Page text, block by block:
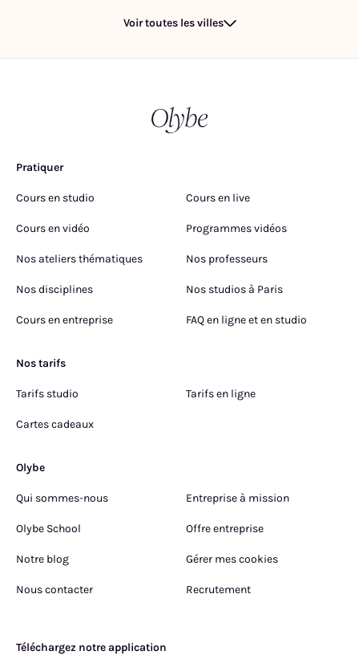
Voir toutes les villes
Pratiquer
Cours en studio Cours en live
Cours en vidéo Programmes vidéos
Nos ateliers thématiques Nos professeurs
Nos disciplines Nos studios à Paris
Cours en entreprise FAQ en ligne et en studio
Nos tarifs
Tarifs studio Tarifs en ligne
Cartes cadeaux
Olybe
Qui sommes-nous Entreprise à mission
Olybe School Offre entreprise
Notre blog Gérer mes cookies
Nous contacter Recrutement
Téléchargez notre application